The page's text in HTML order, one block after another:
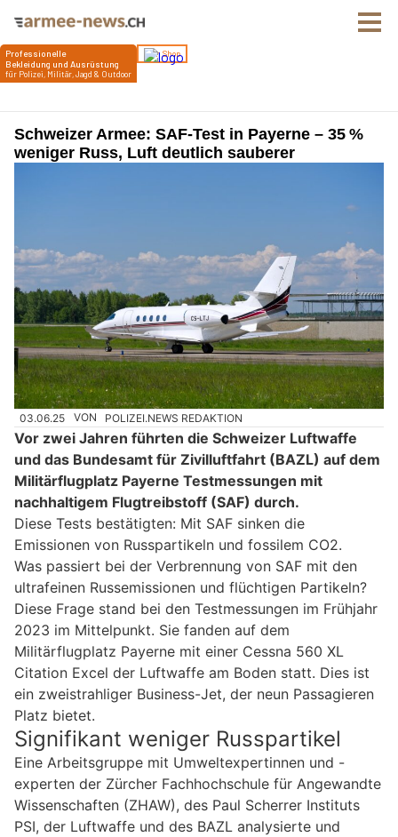
Schweizer Armee: SAF-Test in Payerne – 35 %
weniger Russ, Luft deutlich sauberer
03.06.25 VON POLIZEI.NEWS REDAKTION
Vor zwei Jahren führten die Schweizer Luftwaffe
und das Bundesamt für Zivilluftfahrt (BAZL) auf dem
Militärflugplatz Payerne Testmessungen mit
nachhaltigem Flugtreibstoff (SAF) durch.
Diese Tests bestätigten: Mit SAF sinken die
Emissionen von Russpartikeln und fossilem CO2.
Was passiert bei der Verbrennung von SAF mit den
ultrafeinen Russemissionen und flüchtigen Partikeln?
Diese Frage stand bei den Testmessungen im Frühjahr
2023 im Mittelpunkt. Sie fanden auf dem
Militärflugplatz Payerne mit einer Cessna 560 XL
Citation Excel der Luftwaffe am Boden statt. Dies ist
ein zweistrahliger Business-Jet, der neun Passagieren
Platz bietet.
Signifikant weniger Russpartikel
Eine Arbeitsgruppe mit Umweltexpertinnen und -
experten der Zürcher Fachhochschule für Angewandte
Wissenschaften (ZHAW), des Paul Scherrer Instituts
PSI, der Luftwaffe und des BAZL analysierte und